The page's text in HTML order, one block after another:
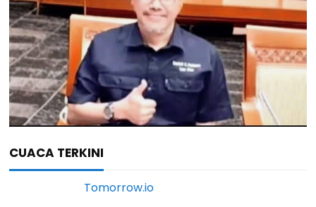
CUACA TERKINI